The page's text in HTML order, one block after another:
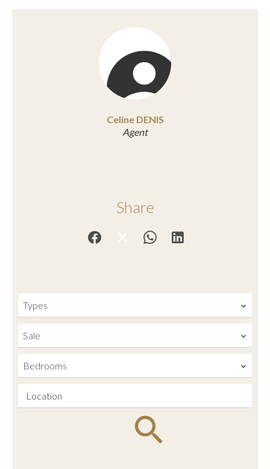
Celine DENIS
Agent
Share
Types
Sale
Bedrooms
Location